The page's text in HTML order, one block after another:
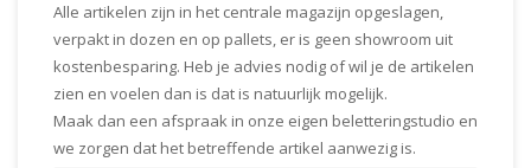
Alle artikelen zijn in het centrale magazijn opgeslagen,
verpakt in dozen en op pallets, er is geen showroom uit
kostenbesparing. Heb je advies nodig of wil je de artikelen
zien en voelen dan is dat is natuurlijk mogelijk.
Maak dan een afspraak in onze eigen beletteringstudio en
we zorgen dat het betreffende artikel aanwezig is.